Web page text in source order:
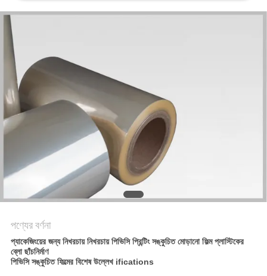
উদ্ধৃতির
জন্য
আবেদন
সাইট
ম্যাপ
গোপনীয়তা
নীতি
পণ্যের বর্ণনা
প্যাকেজিংয়ের জন্য নিখরচায় নিখরচায় পিভিসি প্রিন্টিং সঙ্কুচিত মোড়ানো ফিল্ম প্লাস্টিকের
ব্লো ছাঁচনির্মাণ
পিভিসি সঙ্কুচিত ফিল্মের বিশেষ উল্লেখ ifications